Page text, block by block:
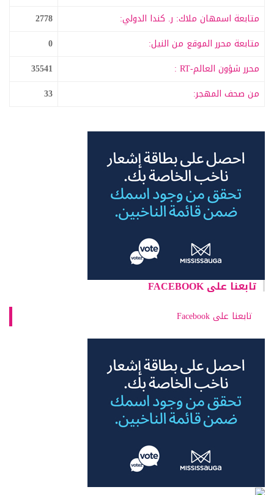
متابعة اسمهان ملاك: ر. كندا الدولي:
2778
متابعة محرر الموقع من النيل:
0
محرر شؤون العالم-RT :
35541
من صحف المهجر:
33
تابعنا على FACEBOOK
تابعنا على Facebook